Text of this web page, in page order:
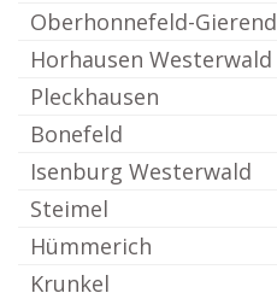
Oberhonnefeld-Gierend
Horhausen Westerwald
Pleckhausen
Bonefeld
Isenburg Westerwald
Steimel
Hümmerich
Krunkel